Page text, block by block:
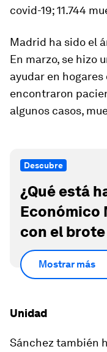
covid-19;11.744
Madrid ha sido el
En marzo, se hizo
ayudar en
encontraron
algunos casos,
Descubre
¿Qué está
Económico
con el
Mostrar más
Unidad
Sánchez también